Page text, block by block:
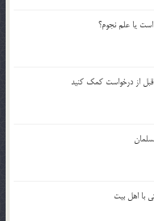
یا علم نجوم؟
قبل از درخواست کمک کنید
با اهل بیت